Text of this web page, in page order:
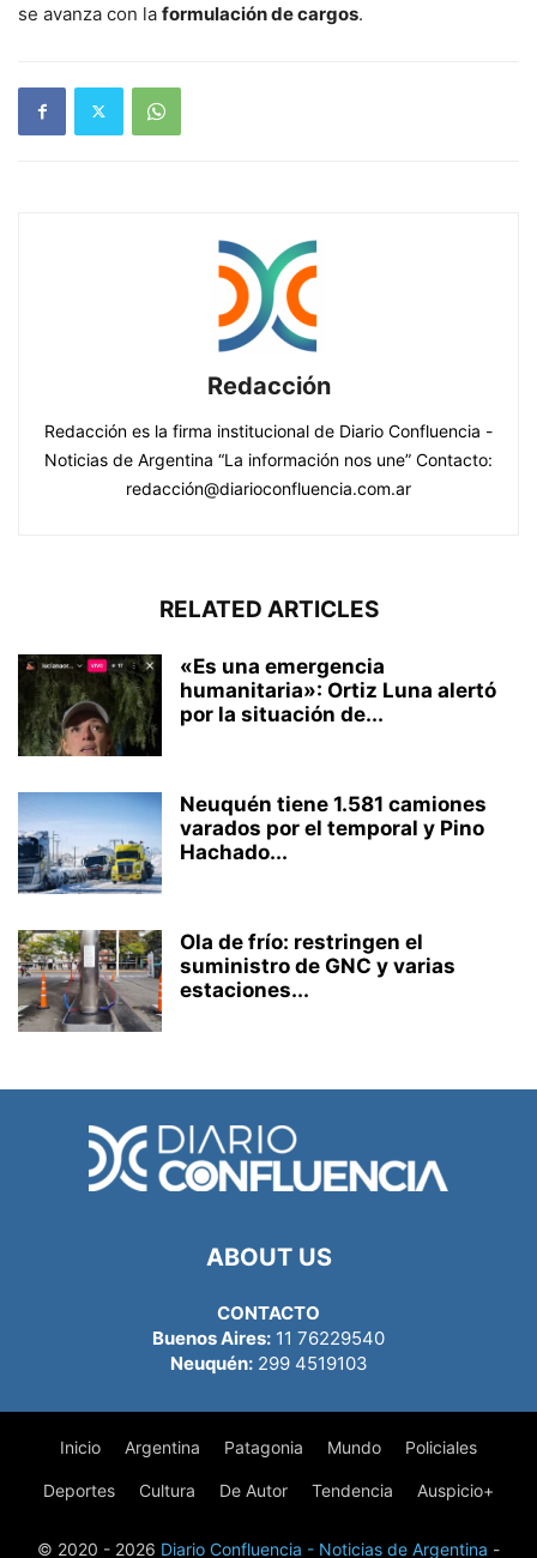
se avanza con la formulación de cargos.
Redacción
Redacción es la firma institucional de Diario Confluencia -
Noticias de Argentina “La información nos une” Contacto:
redacción@diarioconfluencia.com.ar
RELATED ARTICLES
«Es una emergencia
humanitaria»: Ortiz Luna alertó
por la situación de...
Neuquén tiene 1.581 camiones
varados por el temporal y Pino
Hachado...
Ola de frío: restringen el
suministro de GNC y varias
estaciones...
ABOUT US
CONTACTO
Buenos Aires: 11 76229540
Neuquén:299 4519103
Inicio Argentina Patagonia Mundo Policiales
Deportes Cultura De Autor Tendencia Auspicio+
© 2020 - 2026 Diario Confluencia - Noticias de Argentina -